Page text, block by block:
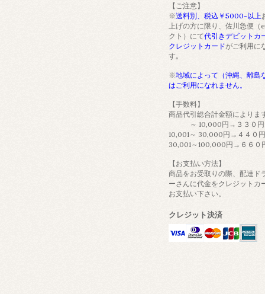
【ご注意】
※送料別、税込￥5000-以上
上げの方に限り、佐川急便（
クト）にて代引きデビットカ
クレジットカードがご利用に
す｡
※地域によって（沖縄、離島
はご利用になれません。
【手数料】
商品代引総合計金額によりま
～ 10,000円→３３０円
10,001～ 30,000円→４４０円
30,001～100,000円→６６０
【お支払い方法】
商品をお受取りの際、配達ド
ーさんに代金をクレジットカ
お支払い下さい。
クレジット決済